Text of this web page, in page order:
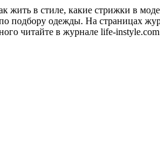
жить в стиле, какие стрижки в
подбору одежды. На страницах
читайте в журнале life-